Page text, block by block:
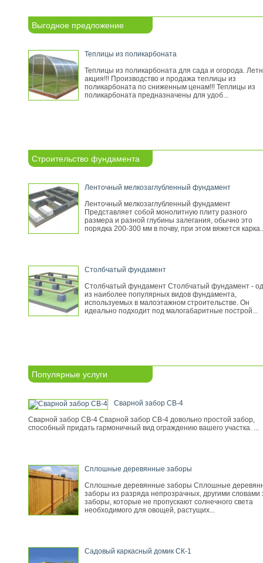
Выгодное предложение
Теплицы из поликарбоната
Теплицы из поликарбоната для сада и огорода.
акция!!! Производство и продажа теплицы из
поликарбоната по сниженным ценам!!! Теплицы из
поликарбоната предназначены для удоб...
Строительство фундамента
Ленточный мелкозаглубленный фундамент
Ленточный мелкозаглубленный фундамент
Представляет собой монолитную плиту разного
размера и разной глубины залегания, обычно это
порядка 200-300 мм в почву, при этом вяжется
Столбчатый фундамент
Столбчатый фундамент Столбчатый фундамент -
из наиболее популярных видов фундамента,
используемых в малоэтажном строительстве. Он
идеально подходит под малогабаритные построй...
Популярные услуги
Сварной забор СВ-4
Сварной забор СВ-4 Сварной забор СВ-4 довольно простой забор,
способный придать гармоничный вид ограждению вашего участка. ...
Сплошные деревянные заборы
Сплошные деревянные заборы Сплошные
заборы из разряда непрозрачных, другими словами
заборы, которые не пропускают солнечного света
необходимого для овощей, растущих...
Садовый каркасный домик СК-1